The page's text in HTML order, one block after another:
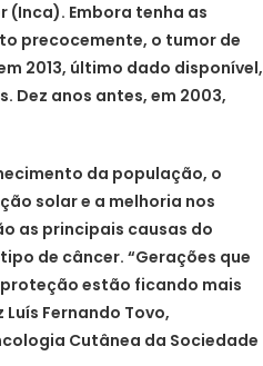
Embora tenha as
precocemente, o tumor de
2013, último dado disponível,
Dez anos antes, em 2003,
da população, o
solar e a melhoria nos
as principais causas do
de câncer. “Gerações que
estão ficando mais
Fernando Tovo,
Cutânea da Sociedade